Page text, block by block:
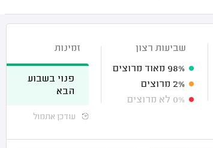
שביעות רצון
98% מאוד מרוצים
2% מרוצים
0% לא מרוצים
זמינות
פנוי בשבוע
הבא
עודכן אתמול